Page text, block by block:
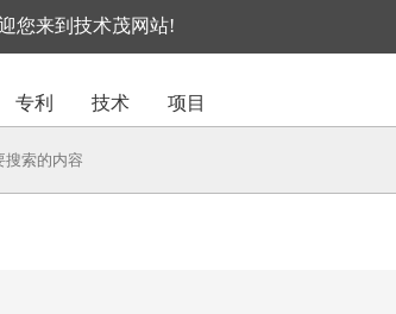
您来到技术茂网站!
专利 技术 项目